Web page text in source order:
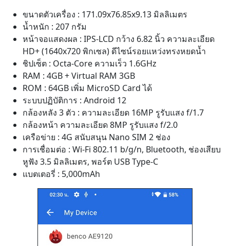
ขนาดตัวเครื่อง : 171.09x76.85x9.13 มิลลิเมตร
น้ำหนัก : 207 กรัม
หน้าจอแสดงผล : IPS-LCD กว้าง 6.82 นิ้ว ความละเอียด
HD+ (1640x720 พิกเซล) ดีไซน์รอยแหว่งทรงหยดน้ำ
ชิปเซ็ต : Octa-Core ความเร็ว 1.6GHz
RAM : 4GB + Virtual RAM 3GB
ROM : 64GB เพิ่ม MicroSD Card ได้
ระบบปฏิบัติการ : Android 12
กล้องหลัง 3 ตัว : ความละเอียด 16MP รูรับแสง f/1.7
กล้องหน้า ความละเอียด 8MP รูรับแสง f/2.0
เครือข่าย : 4G สนับสนุน Nano SIM 2 ช่อง
การเชื่อมต่อ : Wi-Fi 802.11 b/g/n, Bluetooth, ช่องเสียบ
หูฟัง 3.5 มิลลิเมตร, พอร์ต USB Type-C
แบตเตอรี่ : 5,000mAh